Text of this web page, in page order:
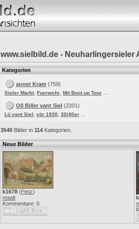
www.sielbild.de - Neuharlingersieler
Kategorien
anner Kram (759)
Sieler Markt Fuerwehr Mit Boot up Tour
Oll Biller vant Siel (2201)
Lü vant Siel vör 1930 30/40er
3540 Bilder in 114 Kategorien.
Neue Bilder
k1678 (Pietz)
maalt
Kommentare: 0